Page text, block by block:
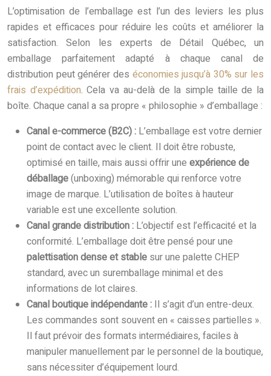
L’optimisation de l’emballage est l’un des leviers les plus
rapides et efficaces pour réduire les coûts et améliorer la
satisfaction. Selon les experts de Détail Québec, un
emballage parfaitement adapté à chaque canal de
distribution peut générer des économies jusqu’à 30% sur les
frais d’expédition. Cela va au-delà de la simple taille de la
boîte. Chaque canal a sa propre « philosophie » d’emballage :
Canal e-commerce (B2C) : L’emballage est votre dernier
point de contact avec le client. Il doit être robuste,
optimisé en taille, mais aussi offrir une expérience de
déballage(unboxing) mémorable qui renforce votre
image de marque. L’utilisation de boîtes à hauteur
variable est une excellente solution.
Canal grande distribution : L’objectif est l’efficacité et la
conformité. L’emballage doit être pensé pour une
palettisation dense et stable sur une palette CHEP
standard, avec un suremballage minimal et des
informations de lot claires.
Canal boutique indépendante : Il s’agit d’un entre-deux.
Les commandes sont souvent en « caisses partielles ».
Il faut prévoir des formats intermédiaires, faciles à
manipuler manuellement par le personnel de la boutique,
sans nécessiter d’équipement lourd.